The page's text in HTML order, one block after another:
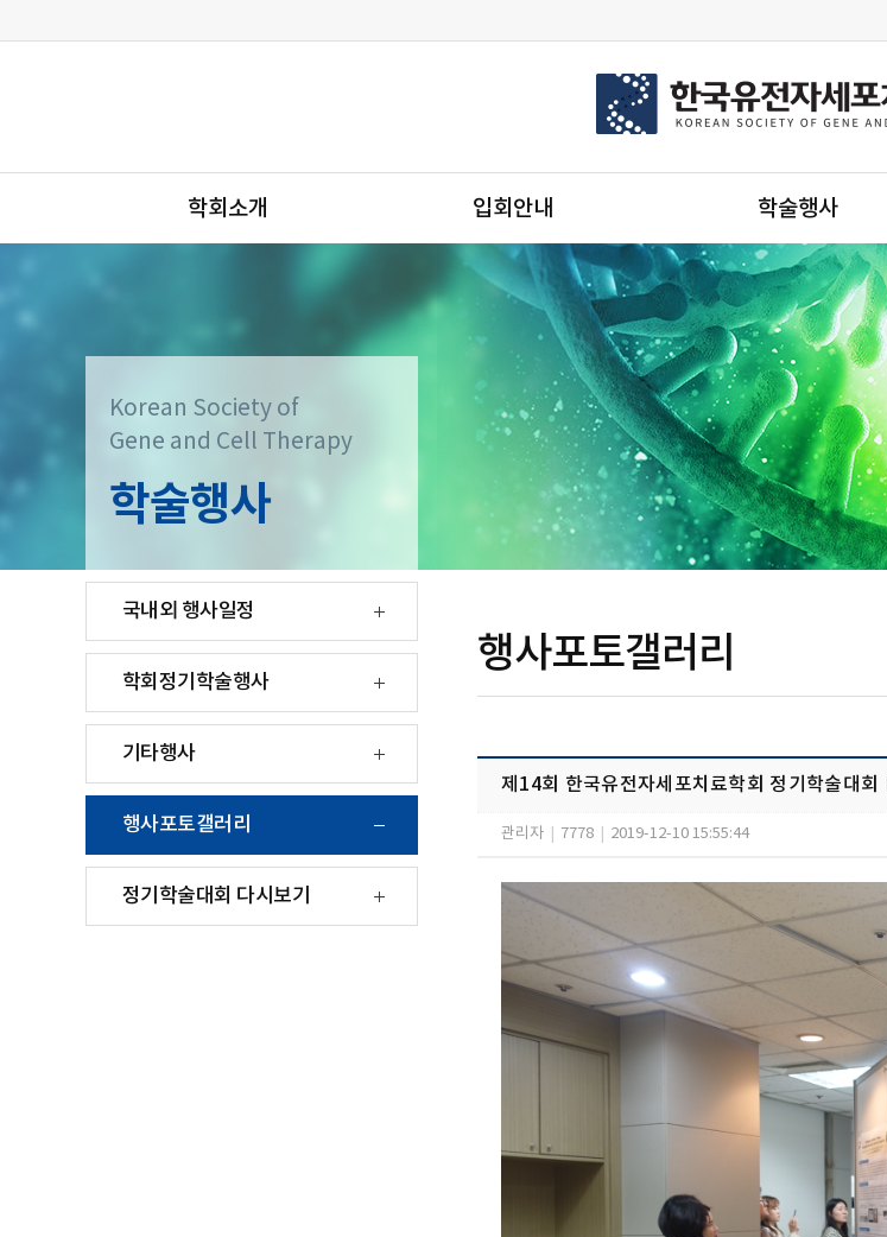
학회소개 입회안내 학술행사
Korean Society of
Gene and Cell Therapy
학술행사
국내외 행사일정
학회정기학술행사
기타행사
행사포토갤러리
정기학술대회 다시보기
행사포토갤러리
제14회 한국유전자세포치료학회 정기학술대
관리자 7778 2019-12-10 15:55:44